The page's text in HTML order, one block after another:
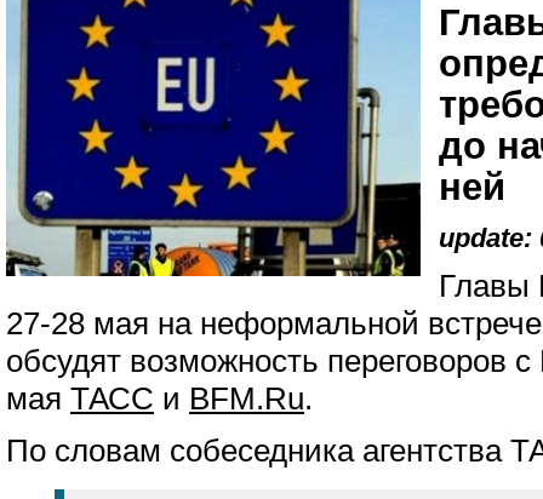
до
ней
update:
Главы
27-28 мая на неформальной
обсудят возможность переговоров
мая ТАСС и BFM.Ru.
По словам собеседника агентства